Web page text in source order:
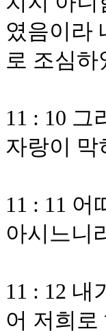
였음이라
로 조심하
11 : 10
자랑이 막
11 : 11
아시느니
11 : 12
어 저희로